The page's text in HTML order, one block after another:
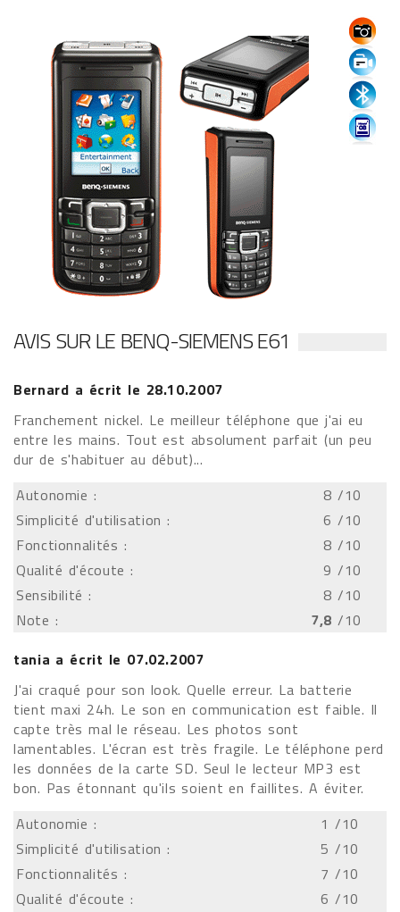
AVIS SUR LE BENQ-SIEMENS E61
Bernard a écrit le 28.10.2007
Franchement nickel. Le meilleur téléphone que j'ai eu
entre les mains. Tout est absolument parfait (un peu
dur de s'habituer au début)...
Autonomie :
8 /10
Simplicité d'utilisation :
6 /10
Fonctionnalités :
8 /10
Qualité d'écoute :
9 /10
Sensibilité :
8 /10
Note :
7,8 /10
tania a écrit le 07.02.2007
J'ai craqué pour son look. Quelle erreur. La batterie
tient maxi 24h. Le son en communication est faible. Il
capte très mal le réseau. Les photos sont
lamentables. L'écran est très fragile. Le téléphone perd
les données de la carte SD. Seul le lecteur MP3 est
bon. Pas étonnant qu'ils soient en faillites. A éviter.
Autonomie :
1 /10
Simplicité d'utilisation :
5 /10
Fonctionnalités :
7 /10
Qualité d'écoute :
6 /10